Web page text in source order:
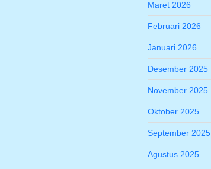
Maret 2026
Februari 2026
Januari 2026
Desember 2025
November 2025
Oktober 2025
September 2025
Agustus 2025